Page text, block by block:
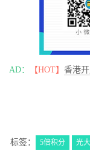
AD： 【HOT】 香港
标签： 5倍积分 光